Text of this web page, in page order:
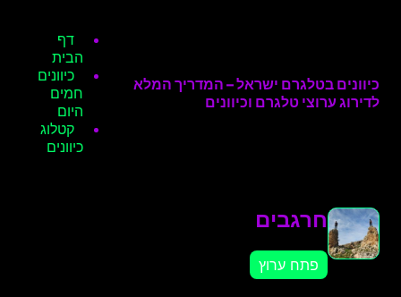
כיוונים בטלגרם ישראל – המדריך המלא
לדירוג ערוצי טלגרם וכיוונים
דף
הבית
כיוונים
חמים
היום
קטלוג
כיוונים
חרגבים
פתח ערוץ